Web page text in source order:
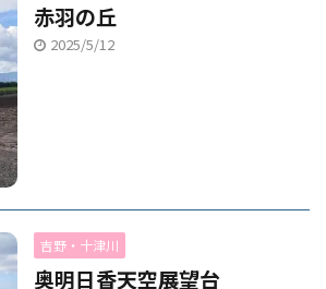
赤羽の丘
2025/5/12
吉野・十津川
奥明日香天空展望台